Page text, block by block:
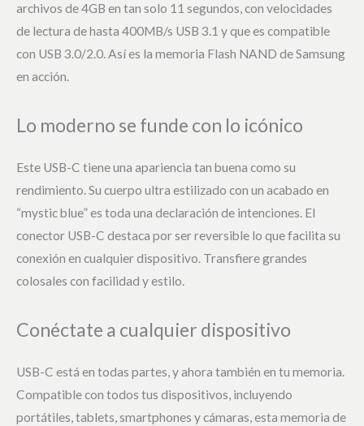
archivos de 4GB en tan solo 11 segundos, con velocidades
de lectura de hasta 400MB/s USB 3.1 y que es compatible
con USB 3.0/2.0. Así es la memoria Flash NAND de Samsung
en acción.
Lo moderno se funde con lo icónico
Este USB-C tiene una apariencia tan buena como su
rendimiento. Su cuerpo ultra estilizado con un acabado en
“mystic blue” es toda una declaración de intenciones. El
conector USB-C destaca por ser reversible lo que facilita su
conexión en cualquier dispositivo. Transfiere grandes
colosales con facilidad y estilo.
Conéctate a cualquier dispositivo
USB-C está en todas partes, y ahora también en tu memoria.
Compatible con todos tus dispositivos, incluyendo
portátiles, tablets, smartphones y cámaras, esta memoria de